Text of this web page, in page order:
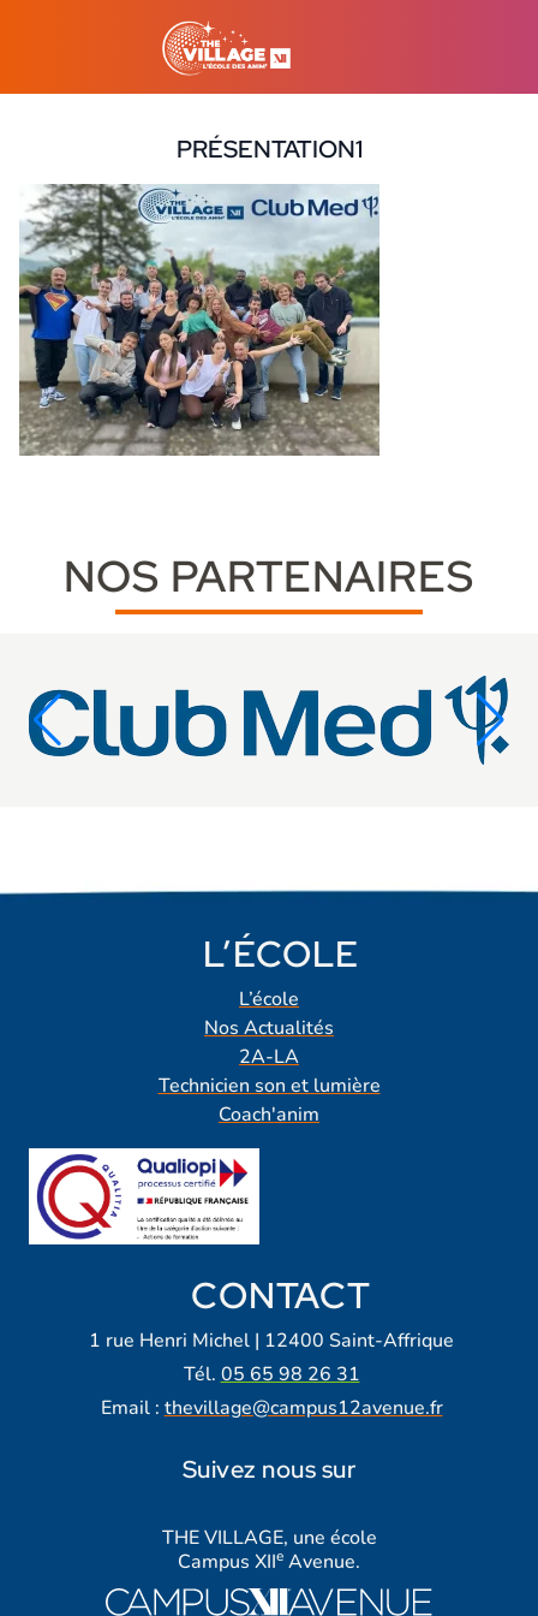
PRÉSENTATION1
15 septembre 2025
NOS PARTENAIRES
L’ÉCOLE
L’école
Nos Actualités
2A-LA
Technicien son et lumière
Coach'anim
CONTACT
1 rue Henri Michel | 12400 Saint-Affrique
Tél. 05 65 98 26 31
Email : thevillage@campus12avenue.fr
Suivez nous sur
THE VILLAGE, une école
Campus XIIe Avenue.